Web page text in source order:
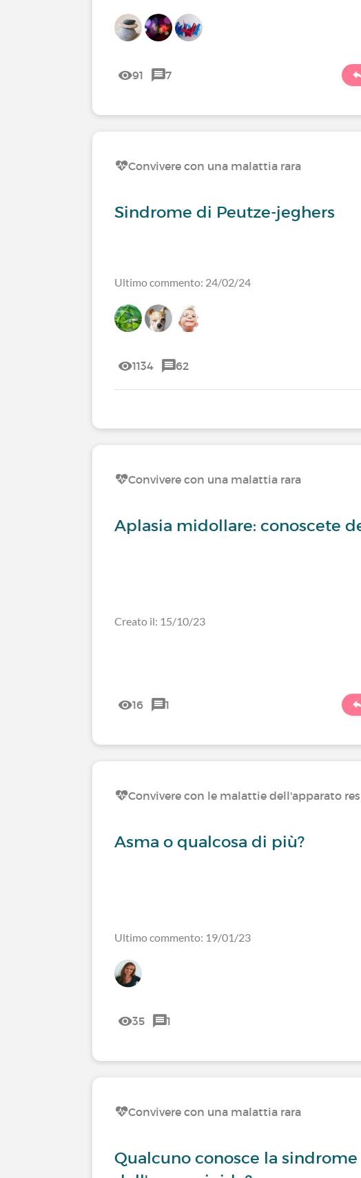
91 7
Convivere con una malattia rara
Sindrome di Peutze-jeghers
Ultimo commento: 24/02/24
1134 62
Convivere con una malattia rara
Aplasia midollare: conoscete
Creato il: 15/10/23
16 1
Convivere con le malattie dell'apparato
Asma o qualcosa di più?
Ultimo commento: 19/01/23
35 1
Convivere con una malattia rara
Qualcuno conosce la sindrome